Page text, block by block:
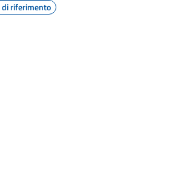
riferimento